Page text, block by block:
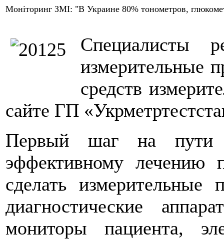
Моніторинг ЗМІ: "В Украине 80% тонометров,
Специалисты
измерительные
средств
сайте ГП
Первый шаг на пути
эффективному лечению
сделать измерительные
диагностические
мониторы пациента,